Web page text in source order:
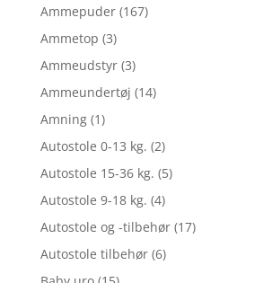
Ammepuder (167)
Ammetop (3)
Ammeudstyr (3)
Ammeundertøj (14)
Amning (1)
Autostole 0-13 kg. (2)
Autostole 15-36 kg. (5)
Autostole 9-18 kg. (4)
Autostole og -tilbehør (17)
Autostole tilbehør (6)